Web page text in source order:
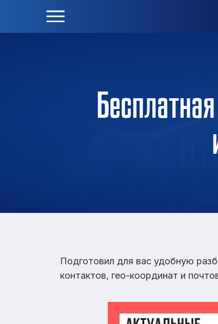
Подготовил для вас удобную
контактов, гео-координат и